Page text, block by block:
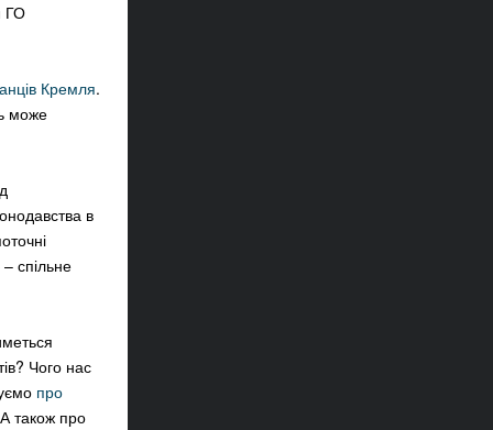
ГО
Кремля.
може
в
спільне
Чого нас
про
також про